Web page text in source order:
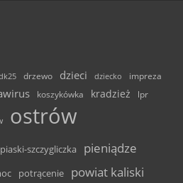
drzewo dzieci dziecko
impreza
koszykówka kradzież lpr
ostrów
piaski-szczygliczka pieniądze
potrącenie powiat kaliski